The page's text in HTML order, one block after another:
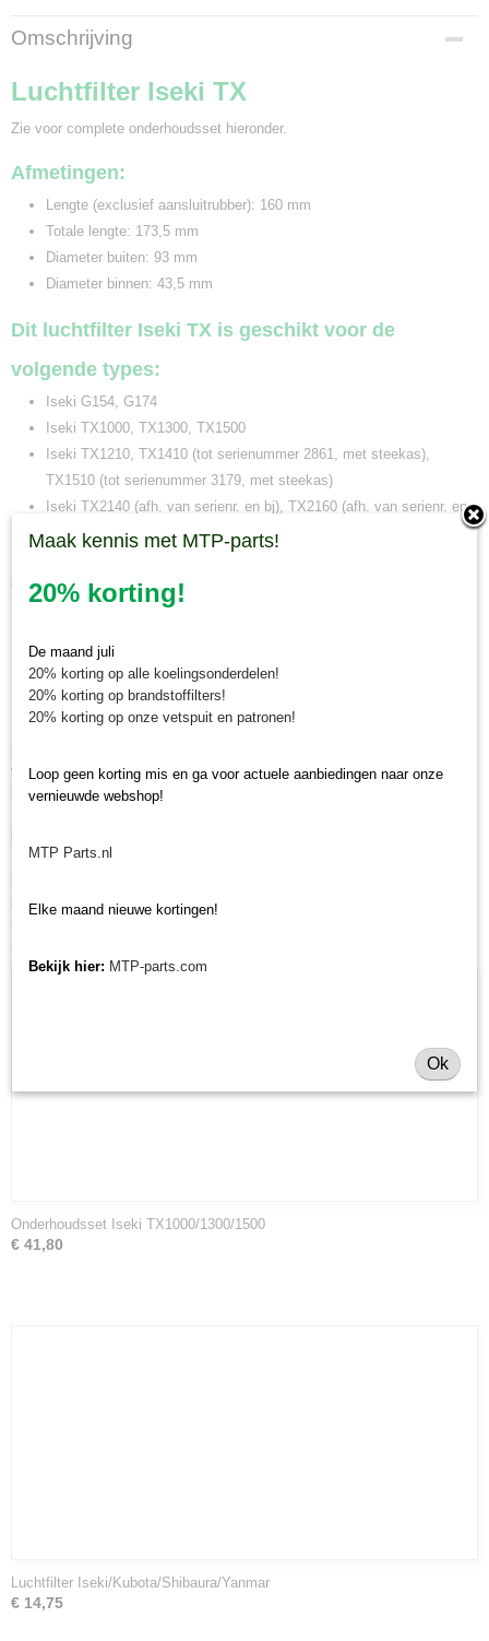
Bruto gewicht
0,36 Kg
Omschrijving
Luchtfilter Iseki TX
Zie voor complete onderhoudsset hieronder.
Afmetingen:
Lengte (exclusief aansluitrubber): 160 mm
Totale lengte: 173,5 mm
Diameter buiten: 93 mm
Diameter binnen: 43,5 mm
Dit luchtfilter Iseki TX is geschikt voor de
volgende types:
Iseki G154, G174
Iseki TX1000, TX1300, TX1500
Iseki TX1210, TX1410 (tot serienummer 2861, met steekas),
TX1510 (tot serienummer 3179, met steekas)
Iseki TX2140 (afh. van serienr. en bj), TX2160 (afh. van serienr. en
bj)
Zie voor complete onderhoudsset:
Onderhoudsset Iseki TX1000/1300/1500
Minitractorparts.nl, uw leverancier voor
minitrekker onderdelen!
Minitractorparts heeft een groot assortiment onderdelen op het gebied van
verkopen deze onderdelen met als specialisme de Japanse
minitractormerken Yanmar, Iseki, Kubota en Shibaura.
Iseki TX 1210, TX 1410 (afh. van serienr. en bj), TX 1510 (afh. van
serienr. en bj), Iseki TX 2140 (afh. van serienr. en bj), TX 2160 (afh. van
serienr. en bj).
Onderhoudsset Iseki TX1000/1300/1500
€ 41,80
Luchtfilter Iseki/Kubota/Shibaura/Yanmar
€ 14,75
Maak kennis met MTP-parts!
20% korting!
De maand juli
20% korting op alle koelingsonderdelen!
20% korting op brandstoffilters!
20% korting op onze vetspuit en patronen!
Loop geen korting mis en ga voor actuele aanbiedingen naar onze
vernieuwde webshop!
MTP Parts.nl
Elke maand nieuwe kortingen!
Bekijk hier: MTP-parts.com
Ok